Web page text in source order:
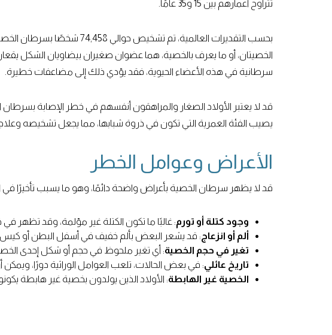
تتراوح أعمارهم بين 15 و35 عامًا.
بحسب التقديرات العالمية، تم تشخيص حوالي 74,458 شخصًا بسرطان الخصية في عام 2020.
الخصيتان، أو ما يعرف بالخصية، هما عضوان صغيران بيضاويان الشكل
سرطانية في هذه الأعضاء الحيوية، فقد يؤدي ذلك إلى مضاعفات خطيرة.
قد لا يعتبر الأولاد الصغار والمراهقون أنفسهم في خطر الإصابة
يصيب الفئة العمرية التي تكون في ذروة شبابها، مما يجعل تشخيصه
الأعراض وعوامل الخطر
قد لا يظهر سرطان الخصية بأعراض واضحة دائمًا، وهو ما يسبب تأخيرًا في
وجود كتلة أو تورم: غالبًا ما تكون الكتلة غير مؤلمة، وقد تظهر
ألم أو انزعاج: قد يشعر البعض بألم خفيف في أسفل البطن أو كيس
تغير في حجم الخصية: أي تغير ملحوظ في حجم أو شكل إحدى
تاريخ عائلي: في بعض الحالات، تلعب العوامل الوراثية دورًا، ويمكن
الخصية غير الهابطة: الأولاد الذين يولدون بخصية غير هابطة